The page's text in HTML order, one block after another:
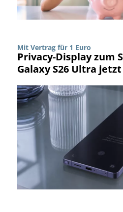
Mit Vertrag für 1 Euro
Privacy-Display zum
Galaxy S26 Ultra